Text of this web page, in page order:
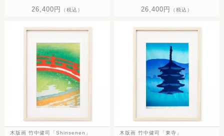
26,400円 （税込） 26,400円 （税込）
木版画 竹中健司「Shinsenen」 木版画 竹中健司「東寺」